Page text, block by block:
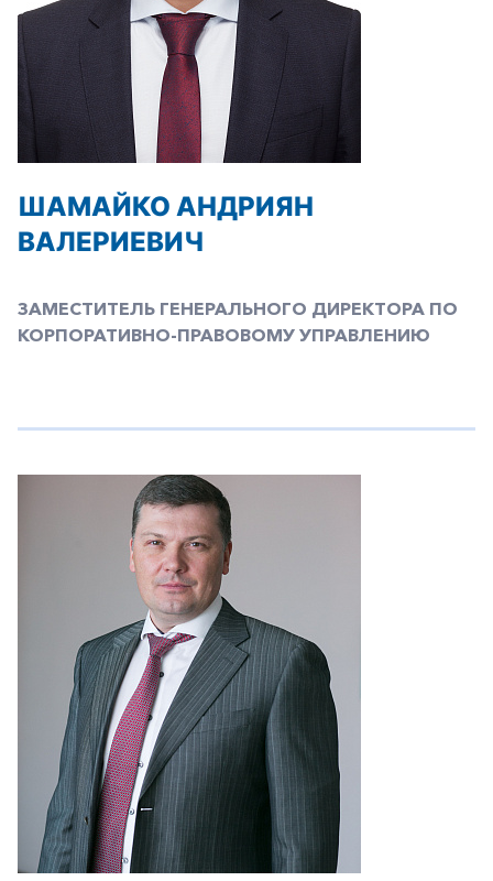
ШАМАЙКО АНДРИЯН
ВАЛЕРИЕВИЧ
ЗАМЕСТИТЕЛЬ ГЕНЕРАЛЬНОГО ДИРЕКТОРА ПО
КОРПОРАТИВНО-ПРАВОВОМУ УПРАВЛЕНИЮ